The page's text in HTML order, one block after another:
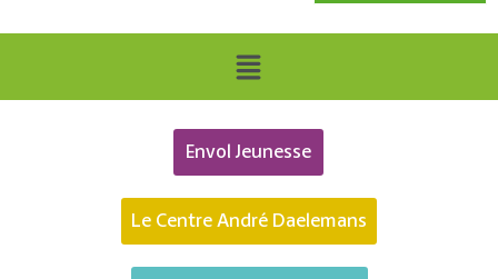
Envol Jeunesse
Le Centre André Daelemans